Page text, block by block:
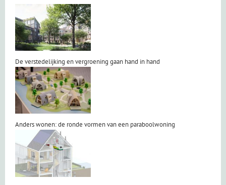
De verstedelijking en vergroening gaan hand in hand
Anders wonen: de ronde vormen van een paraboolwoning